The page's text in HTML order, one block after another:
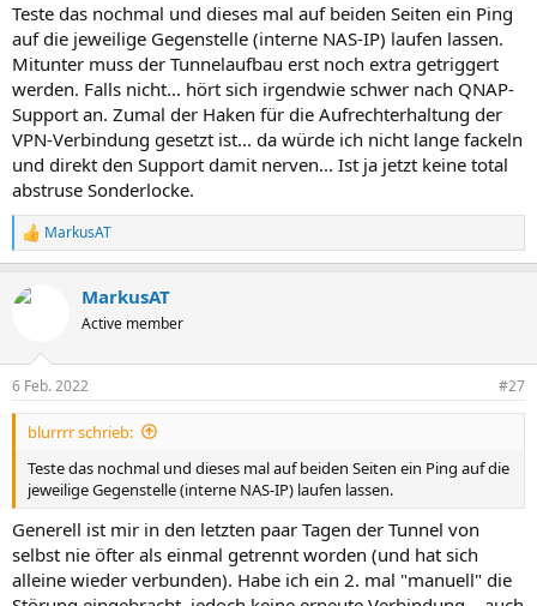
Teste das nochmal und dieses mal auf beiden Seiten ein Ping
auf die jeweilige Gegenstelle (interne NAS-IP) laufen lassen.
Mitunter muss der Tunnelaufbau erst noch extra getriggert
werden. Falls nicht... hört sich irgendwie schwer nach QNAP-
Support an. Zumal der Haken für die Aufrechterhaltung der
VPN-Verbindung gesetzt ist... da würde ich nicht lange fackeln
und direkt den Support damit nerven... Ist ja jetzt keine total
abstruse Sonderlocke.
R
e
k
e
n
MarkusAT
MarkusAT
Active member
6 Feb. 2022 #27
blurrrr schrieb:
Teste das nochmal und dieses mal auf beiden Seiten ein Ping auf die
jeweilige Gegenstelle (interne NAS-IP) laufen lassen.
Generell ist mir in den letzten paar Tagen der Tunnel von
selbst nie öfter als einmal getrennt worden (und hat sich
alleine wieder verbunden). Habe ich ein 2. mal "manuell" die